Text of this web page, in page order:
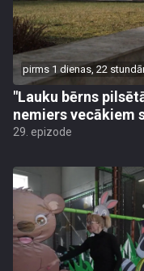
pirms 1 dienas, 22
"Lauku bērns
nemiers vecākiem
29. epizode